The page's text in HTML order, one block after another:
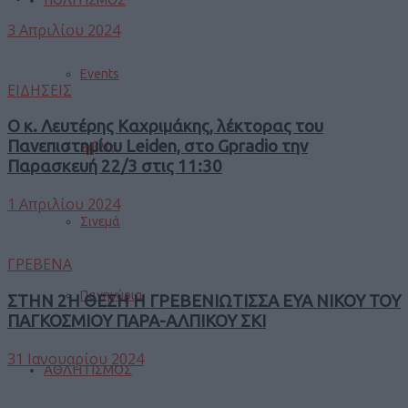
Events
Βιβλίο
Σινεμά
Πανηγύρια
ΑΘΛΗΤΙΣΜΟΣ
3 Απριλίου 2024
ΕΙΔΗΣΕΙΣ
Ο κ. Λευτέρης Καχριμάκης, λέκτορας του
Πανεπιστημίου Leiden, στο Gpradio την
Παρασκευή 22/3 στις 11:30
1 Απριλίου 2024
ΓΡΕΒΕΝΑ
ΣΤΗΝ 2Η ΘΕΣΗ Η ΓΡΕΒΕΝΙΩΤΙΣΣΑ ΕΥΑ ΝΙΚΟΥ ΤΟΥ
ΠΑΓΚΟΣΜΙΟΥ ΠΑΡΑ-ΑΛΠΙΚΟΥ ΣΚΙ
31 Ιανουαρίου 2024